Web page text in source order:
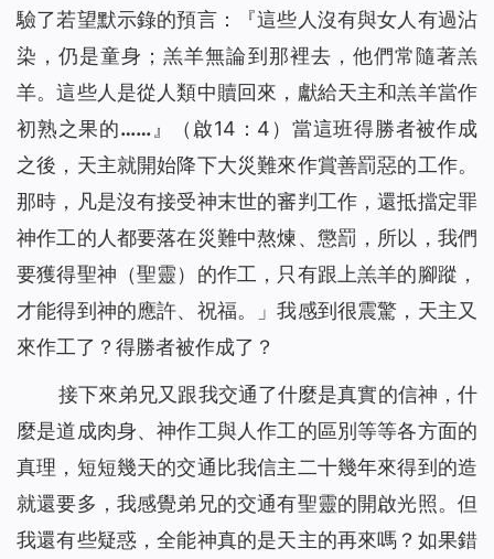
驗了若望默示錄的預言：『這些人沒有與女人有過沾
染，仍是童身；羔羊無論到那裡去，他們常隨著羔
羊。這些人是從人類中贖回來，獻給天主和羔羊當作
初熟之果的……』
（啟14：4）當這班得勝者被作成
之後，天主就開始降下大災難來作賞善罰惡的工作。
那時，凡是沒有接受神末世的審判工作，還抵擋定罪
神作工的人都要落在災難中熬煉、懲罰，所以，我們
要獲得聖神（聖靈）的作工，只有跟上羔羊的腳蹤，
才能得到神的應許、祝福。」我感到很震驚，天主又
來作工了？得勝者被作成了？
接下來弟兄又跟我交通了什麼是真實的信神，什
麼是道成肉身、神作工與人作工的區別等等各方面的
真理，短短幾天的交通比我信主二十幾年來得到的造
就還要多，我感覺弟兄的交通有聖靈的開啟光照。但
我還有些疑惑，全能神真的是天主的再來嗎？如果錯